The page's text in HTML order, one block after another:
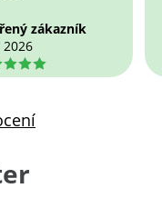
zákazník
2026